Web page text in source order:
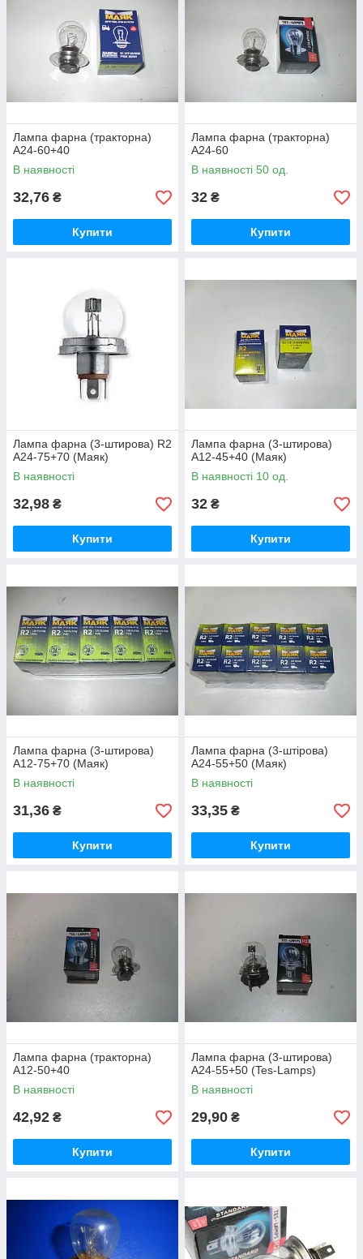
Лампа фарна (тракторна)
А24-60+40
В наявності
32,76 ₴
Купити
Лампа фарна (тракторна)
А24-60
В наявності 50 од.
32 ₴
Купити
Лампа фарна (3-штирова) R2
А24-75+70 (Маяк)
В наявності
32,98 ₴
Купити
Лампа фарна (3-штирова)
А12-45+40 (Маяк)
В наявності 10 од.
32 ₴
Купити
Лампа фарна (3-штирова)
А12-75+70 (Маяк)
В наявності
31,36 ₴
Купити
Лампа фарна (3-штірова)
А24-55+50 (Маяк)
В наявності
33,35 ₴
Купити
Лампа фарна (тракторна)
А12-50+40
В наявності
42,92 ₴
Купити
Лампа фарна (3-штирова)
А24-55+50 (Tes-Lamps)
В наявності
29,90 ₴
Купити